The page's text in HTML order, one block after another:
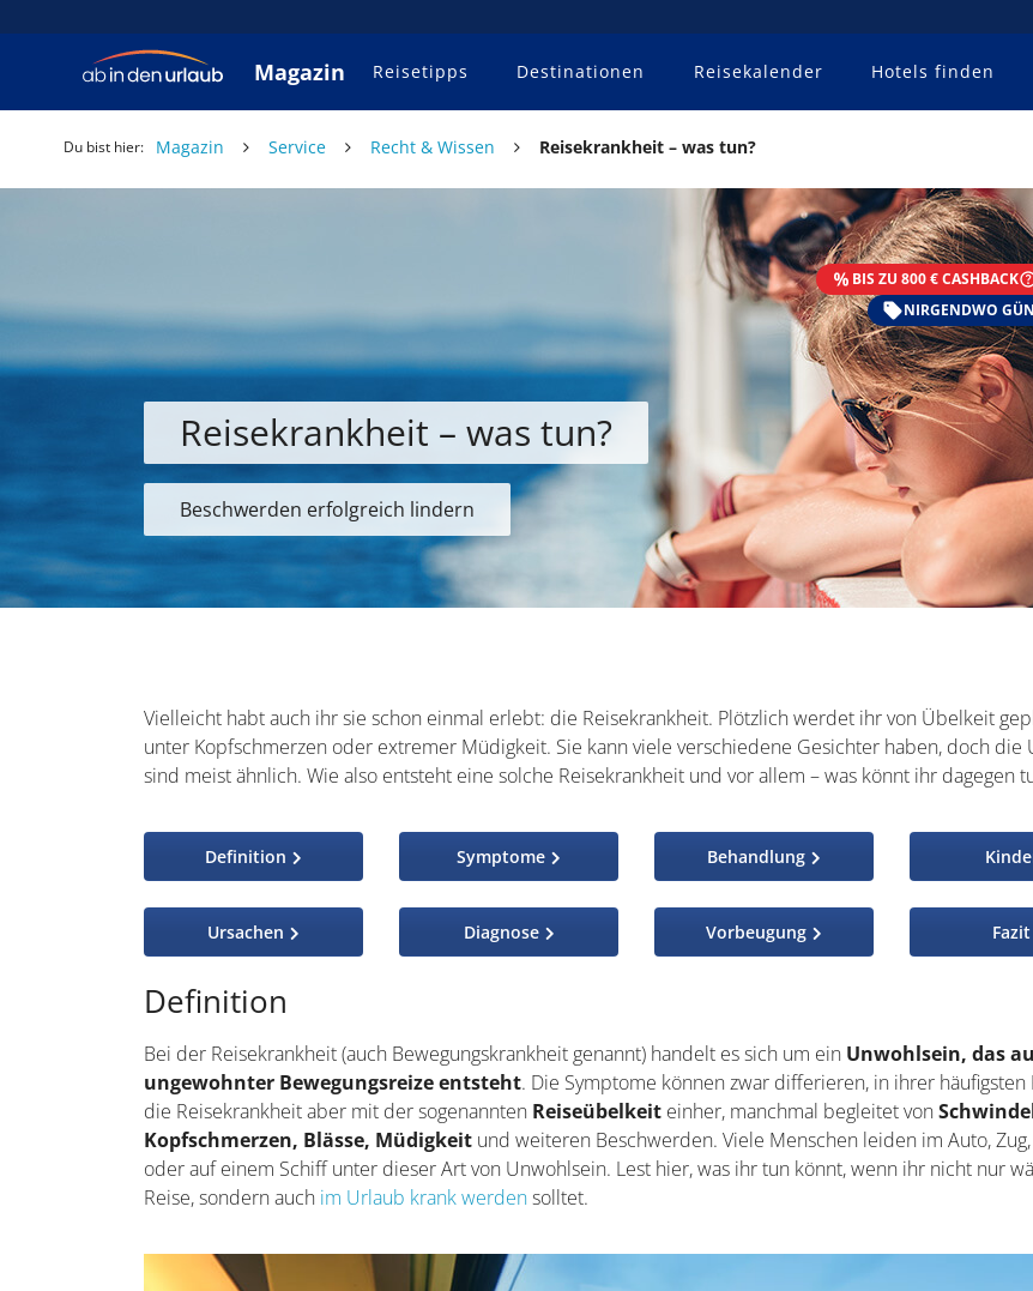
Magazin Reisetipps Destinationen Reisekalender Hotels finden
Du bist hier: Magazin Service Recht & Wissen Reisekrankheit – was tun?
BIS ZU 800 € CASHBACK
NIRGENDWO
Reisekrankheit – was tun?
Beschwerden erfolgreich lindern
Vielleicht habt auch ihr sie schon einmal erlebt: die Reisekrankheit. Plötzlich werdet ihr von Übelkeit
unter Kopfschmerzen oder extremer Müdigkeit. Sie kann viele verschiedene Gesichter haben, doch die
sind meist ähnlich. Wie also entsteht eine solche Reisekrankheit und vor allem – was könnt ihr dagegen
Definition
Ursachen
Symptome
Diagnose
Behandlung
Vorbeugung Fazit
Definition
Bei der Reisekrankheit (auch Bewegungskrankheit genannt) handelt es sich um ein Unwohlsein, das
ungewohnter Bewegungsreize entsteht. Die Symptome können zwar differieren, in ihrer häufigsten
die Reisekrankheit aber mit der sogenannten Reiseübelkeit einher, manchmal begleitet von
Kopfschmerzen, Blässe, Müdigkeit und weiteren Beschwerden. Viele Menschen leiden im Auto, Zug,
oder auf einem Schiff unter dieser Art von Unwohlsein. Lest hier, was ihr tun könnt, wenn ihr nicht nur
Reise, sondern auch im Urlaub krank werdensolltet.